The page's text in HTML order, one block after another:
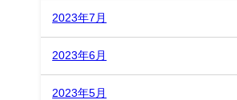
2023年7月
2023年6月
2023年5月